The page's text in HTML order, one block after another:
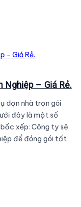
Nghiệp – Giá Rẻ.
dọn nhà trọn gói
đây là một số
xếp: Công ty sẽ
để đóng gói tất